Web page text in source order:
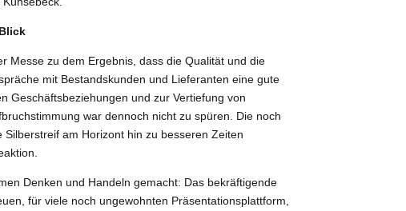
Messe zu dem Ergebnis, dass die Qualität und die
mit Bestandskunden und Lieferanten eine gute
Geschäftsbeziehungen und zur Vertiefung von
war dennoch nicht zu spüren. Die noch
am Horizont hin zu besseren Zeiten
Denken und Handeln gemacht: Das bekräftigende
für viele noch ungewohnten Präsentationsplattform,